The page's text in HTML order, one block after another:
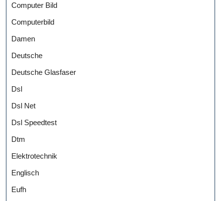
Computer Bild
Computerbild
Damen
Deutsche
Deutsche Glasfaser
Dsl
Dsl Net
Dsl Speedtest
Dtm
Elektrotechnik
Englisch
Eufh